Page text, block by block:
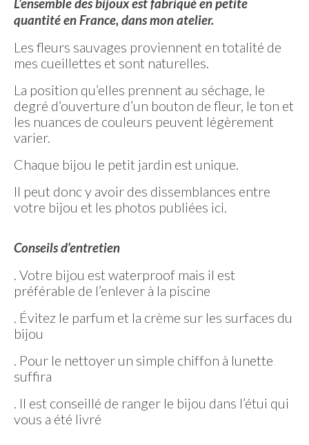
L’ensemble des bijoux est fabriqué en petite
quantité en France, dans mon atelier.
Les fleurs sauvages proviennent en totalité de
mes cueillettes et sont naturelles.
La position qu’elles prennent au séchage, le
degré d’ouverture d’un bouton de fleur, le ton et
les nuances de couleurs peuvent légèrement
varier.
Chaque bijou le petit jardin est unique.
Il peut donc y avoir des dissemblances entre
votre bijou et les photos publiées ici.
Conseils d’entretien
. Votre bijou est waterproof mais il est
préférable de l’enlever à la piscine
. Évitez le parfum et la crème sur les surfaces du
bijou
. Pour le nettoyer un simple chiffon à lunette
suffira
. Il est conseillé de ranger le bijou dans l’étui qui
vous a été livré